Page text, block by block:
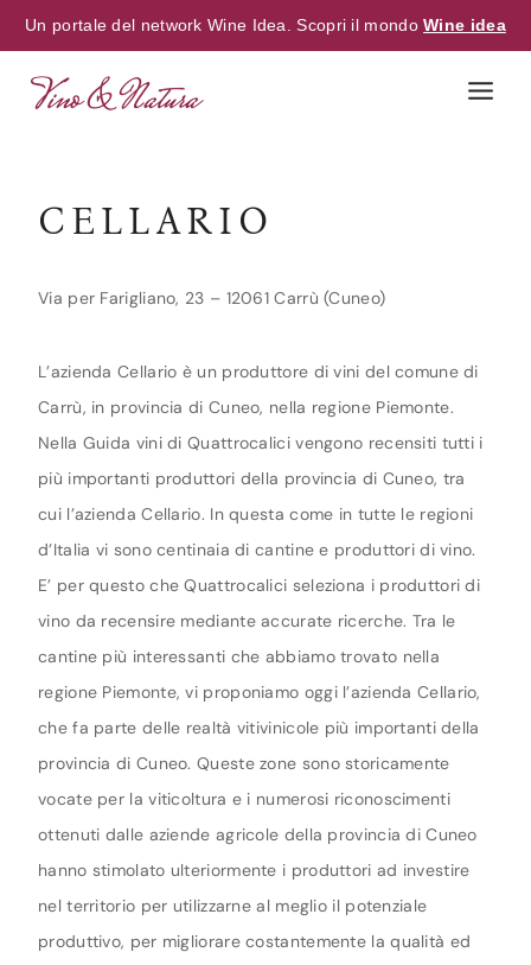
Un portale del network Wine Idea. Scopri il mondoWine idea
CELLARIO
Via per Farigliano, 23 – 12061 Carrù (Cuneo)
L’azienda Cellario è un produttore di vini del comune di
Carrù, in provincia di Cuneo, nella regione Piemonte.
Nella Guida vini di Quattrocalici vengono recensiti tutti i
più importanti produttori della provincia di Cuneo, tra
cui l’azienda Cellario. In questa come in tutte le regioni
d’Italia vi sono centinaia di cantine e produttori di vino.
E’ per questo che Quattrocalici seleziona i produttori di
vino da recensire mediante accurate ricerche. Tra le
cantine più interessanti che abbiamo trovato nella
regione Piemonte, vi proponiamo oggi l’azienda Cellario,
che fa parte delle realtà vitivinicole più importanti della
provincia di Cuneo. Queste zone sono storicamente
vocate per la viticoltura e i numerosi riconoscimenti
ottenuti dalle aziende agricole della provincia di Cuneo
hanno stimolato ulteriormente i produttori ad investire
nel territorio per utilizzarne al meglio il potenziale
produttivo, per migliorare costantemente la qualità ed